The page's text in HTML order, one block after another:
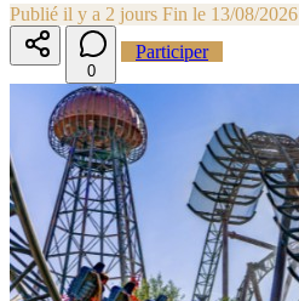
Publié il y a 2 jours Fin le 13/08/2026
0
Participer